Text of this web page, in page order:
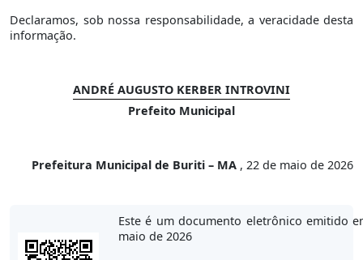
Declaramos, sob nossa responsabilidade, a veracidade desta
informação.
ANDRÉ AUGUSTO KERBER INTROVINI
Prefeito Municipal
Prefeitura Municipal de Buriti – MA , 22 de maio de 2026
Este é um documento eletrônico emitido
maio de 2026